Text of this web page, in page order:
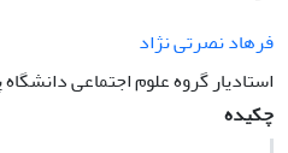
فرهاد نصرتى نژاد
استادیار گروه علوم اجتماعى دانشگاه
چکیده